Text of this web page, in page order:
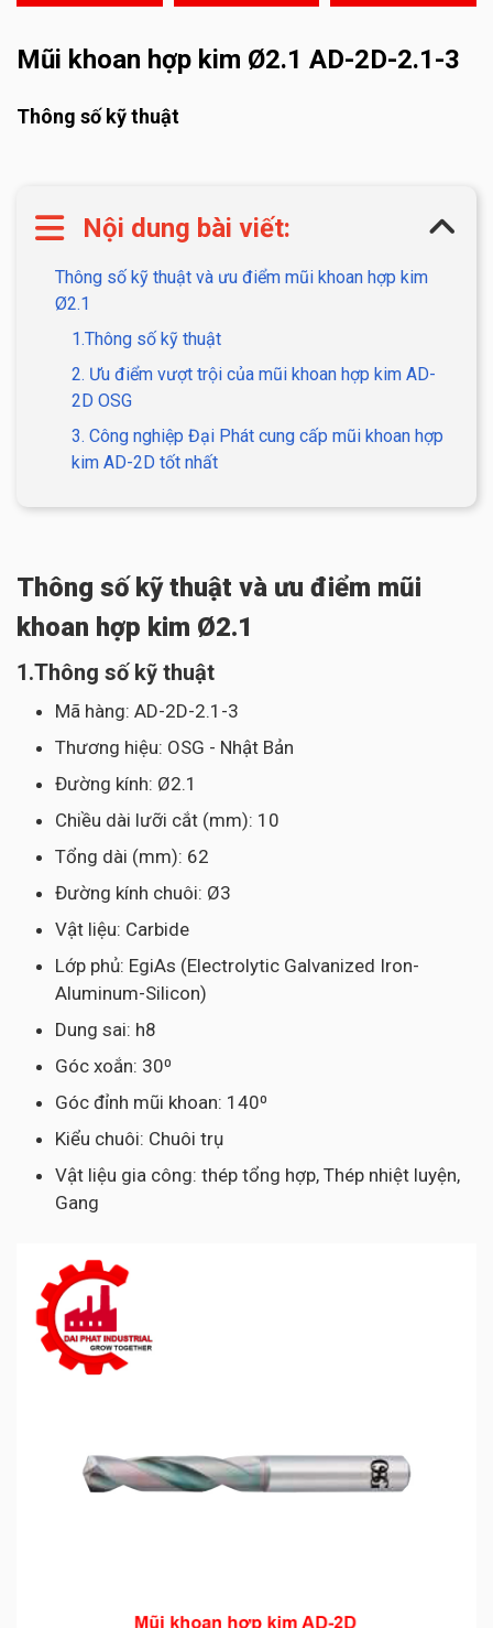
Mũi khoan hợp kim Ø2.1 AD-2D-2.1-3
Thông số kỹ thuật
Nội dung bài viết:
Thông số kỹ thuật và ưu điểm mũi khoan hợp kim
Ø2.1
1.Thông số kỹ thuật
2. Ưu điểm vượt trội của mũi khoan hợp kim AD-
2D OSG
3. Công nghiệp Đại Phát cung cấp mũi khoan hợp
kim AD-2D tốt nhất
Thông số kỹ thuật và ưu điểm mũi
khoan hợp kim Ø2.1
1.Thông số kỹ thuật
Mã hàng: AD-2D-2.1-3
Thương hiệu: OSG - Nhật Bản
Đường kính: Ø2.1
Chiều dài lưỡi cắt (mm): 10
Tổng dài (mm): 62
Đường kính chuôi: Ø3
Vật liệu: Carbide
Lớp phủ: EgiAs (Electrolytic Galvanized Iron-
Aluminum-Silicon)
Dung sai: h8
Góc xoắn: 30⁰
Góc đỉnh mũi khoan: 140⁰
Kiểu chuôi: Chuôi trụ
Vật liệu gia công: thép tổng hợp, Thép nhiệt luyện,
Gang